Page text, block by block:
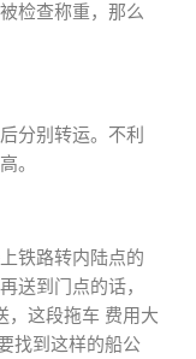
检查称重，那么
分别转运。不利
。
铁路转内陆点的
送到门点的话，
，这段拖车 费用大
找到这样的船公